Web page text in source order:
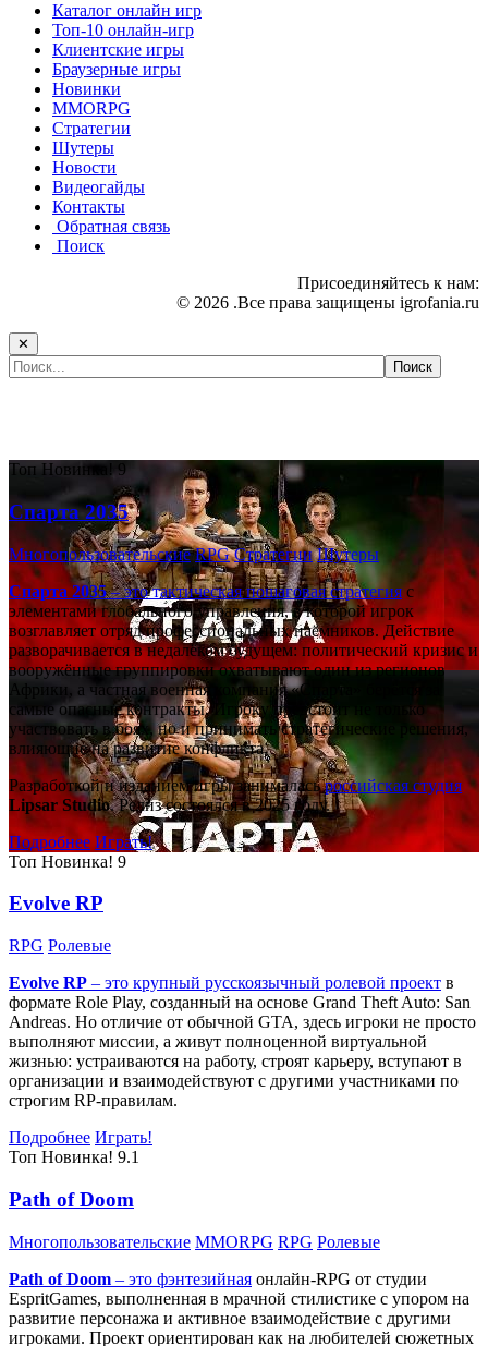
Каталог онлайн игр
Топ-10 онлайн-игр
Клиентские игры
Браузерные игры
Новинки
MMORPG
Стратегии
Шутеры
Новости
Видеогайды
Контакты
Обратная связь
Поиск
Присоединяйтесь к нам:
© 2026 .Все права защищены igrofania.ru
✕
Топ Новинка! 9
Спарта 2035
Многопользовательские RPG Стратегии Шутеры
Спарта 2035– это тактическаяпошаговая стратегияс
элементами глобального управления, в которой игрок
возглавляет отряд профессиональных наёмников. Действие
разворачивается в недалёком будущем: политический кризис и
вооружённые группировки охватывают один из регионов
Африки, а частная военная компания «Спарта» берётся за
самые опасные контракты. Игроку предстоит не только
участвовать в боях, но и принимать стратегические решения,
влияющие на развитие конфликта.
Разработкой и изданием игры занималасьроссийская студия
Lipsar Studio. Релиз состоялся в 2025 году.
Подробнее Играть!
Топ Новинка! 9
Evolve RP
RPG Ролевые
Evolve RP – это крупный русскоязычный ролевой проект в
формате Role Play, созданный на основе Grand Theft Auto: San
Andreas. Но отличие от обычной GTA, здесь игроки не просто
выполняют миссии, а живут полноценной виртуальной
жизнью: устраиваются на работу, строят карьеру, вступают в
организации и взаимодействуют с другими участниками по
строгим RP-правилам.
Подробнее Играть!
Топ Новинка! 9.1
Path of Doom
Многопользовательские MMORPG RPG Ролевые
Path of Doom – это фэнтезийная онлайн-RPG от студии
EspritGames, выполненная в мрачной стилистике с упором на
развитие персонажа и активное взаимодействие с другими
игроками. Проект ориентирован как на любителей сюжетных